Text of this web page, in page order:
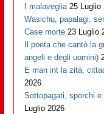
I malaveglia 25 Luglio
Wasichu, papalagi,
Case morte 23 Luglio
Il poeta che cantò la
angeli e degli uomini)
E man int la zità,
2026
Sottopagati, sporchi
Luglio 2026